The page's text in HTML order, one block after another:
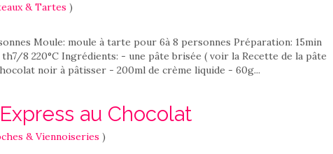
& Tartes )
Moule: moule à tarte pour 6à 8 personnes Préparation: 15min
th7/8 220°C Ingrédients: - une pâte brisée ( voir la Recette de la pâte
noir à pâtisser - 200ml de crème liquide - 60g...
au Chocolat
& Viennoiseries )